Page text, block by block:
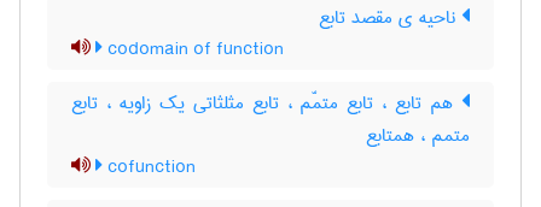
ناحیه ی مقصد تابع
codomain of function
هم تابع ، تابع متمّم ، تابع مثلثاتی یک زاویه ، تابع
متمم ، همتابع
cofunction